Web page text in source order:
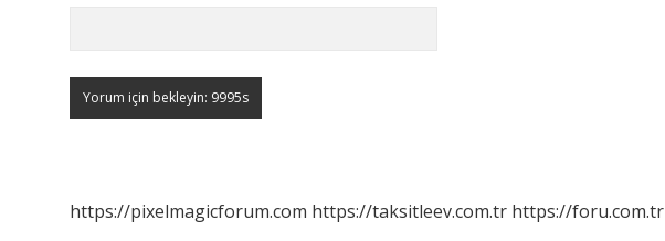
https://pixelmagicforum.com https://taksitleev.com.tr https://foru.com.tr